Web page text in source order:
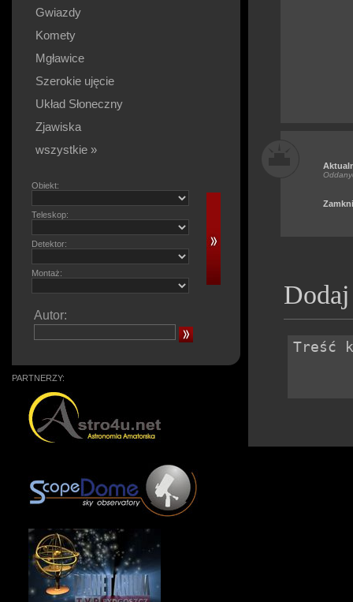
Gwiazdy
Komety
Mgławice
Szerokie ujęcie
Układ Słoneczny
Zjawiska
wszystkie »
Obiekt:
Teleskop:
Detektor:
Montaż:
Autor:
PARTNERZY: